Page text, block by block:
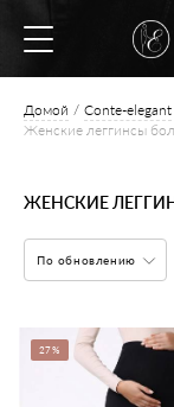
Домой Conte-elegant
Женские леггинсы
ЖЕНСКИЕ
По обновлению
27%